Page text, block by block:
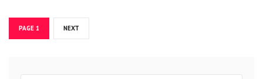
Navigare
în
PAGE 1 NEXT